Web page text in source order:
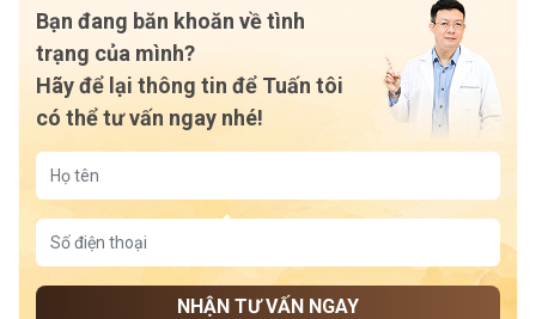
Bạn đang băn khoăn về tình
trạng của mình?
Hãy để lại thông tin để Tuấn tôi
có thể tư vấn ngay nhé!
NHẬN TƯ VẤN NGAY